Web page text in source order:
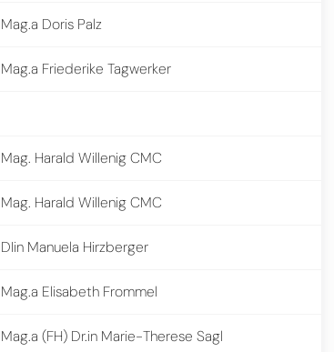
Mag.a Doris Palz
Mag.a Friederike Tagwerker
Mag. Harald Willenig CMC
Mag. Harald Willenig CMC
DIin Manuela Hirzberger
Mag.a Elisabeth Frommel
Mag.a (FH) Dr.in Marie-Therese Sagl